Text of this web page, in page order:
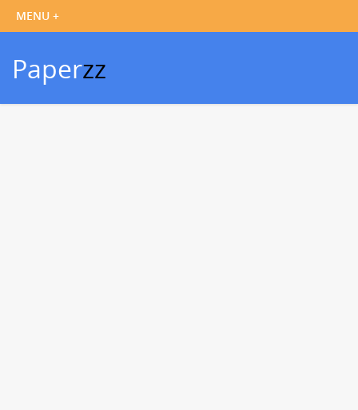
Paperzz